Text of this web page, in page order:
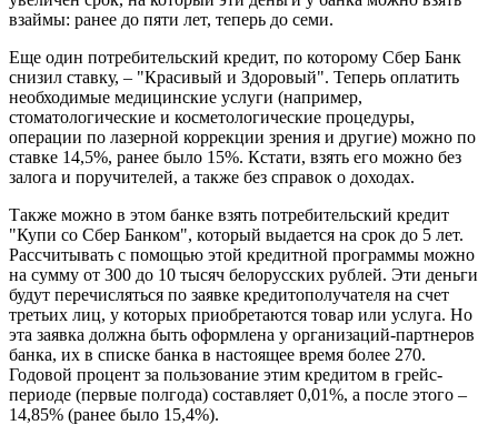
взаймы: ранее до пяти лет, теперь до семи.
Еще один потребительский кредит, по которому Сбер Банк
снизил ставку, – "Красивый и Здоровый". Теперь оплатить
необходимые медицинские услуги (например,
стоматологические и косметологические процедуры,
операции по лазерной коррекции зрения и другие) можно по
ставке 14,5%, ранее было 15%. Кстати, взять его можно без
залога и поручителей, а также без справок о доходах.
Также можно в этом банке взять потребительский кредит
"Купи со Сбер Банком", который выдается на срок до 5 лет.
Рассчитывать с помощью этой кредитной программы можно
на сумму от 300 до 10 тысяч белорусских рублей. Эти деньги
будут перечисляться по заявке кредитополучателя на счет
третьих лиц, у которых приобретаются товар или услуга. Но
эта заявка должна быть оформлена у организаций-партнеров
банка, их в списке банка в настоящее время более 270.
Годовой процент за пользование этим кредитом в грейс-
периоде (первые полгода) составляет 0,01%, а после этого –
14,85% (ранее было 15,4%).